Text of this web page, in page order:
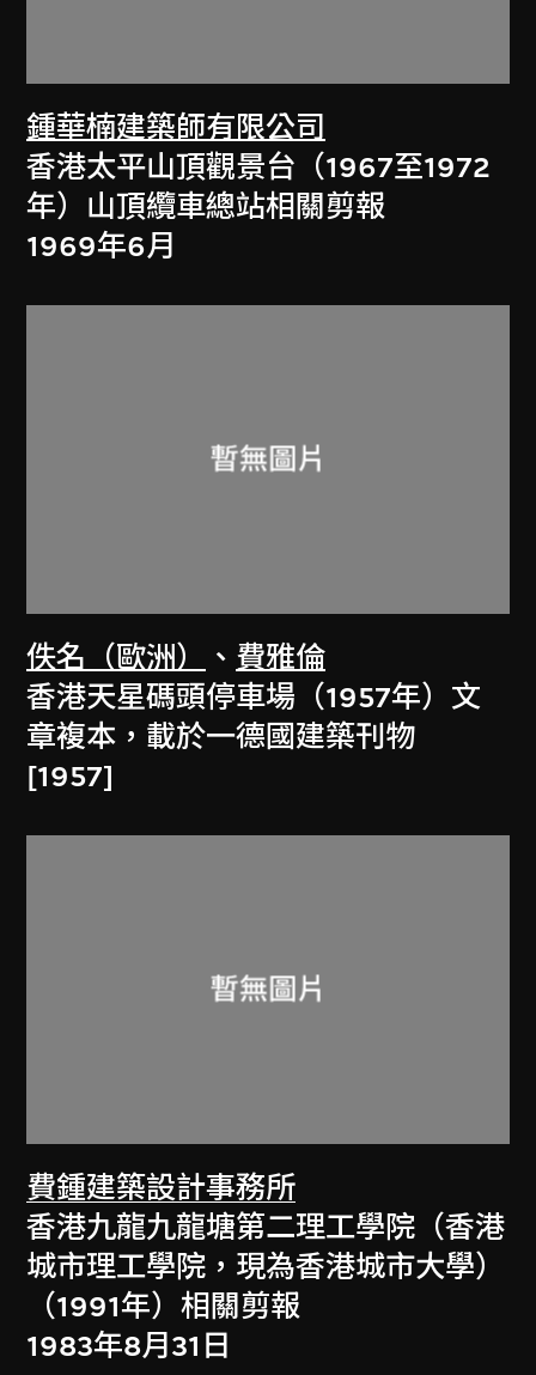
鍾華楠建築師有限公司
香港太平山頂觀景台（1967至1972
年）山頂纜車總站相關剪報
1969年6月
佚名（歐洲） 、 費雅倫
香港天星碼頭停車場（1957年）文
章複本，載於一德國建築刊物
[1957]
費鍾建築設計事務所
香港九龍九龍塘第二理工學院（香港
城市理工學院，現為香港城市大學）
（1991年）相關剪報
1983年8月31日